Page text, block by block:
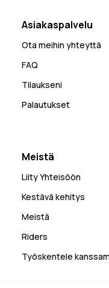
Asiakaspalvelu
Ota meihin yhteyttä
FAQ
Tilaukseni
Palautukset
Meistä
Liity Yhteisöön
Kestävä kehitys
Meistä
Riders
Työskentele